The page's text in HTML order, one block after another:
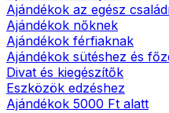
Ajándékok az egész
Ajándékok nőknek
Ajándékok férfiaknak
Ajándékok sütéshez és
Divat és kiegészítők
Eszközök edzéshez
Ajándékok 5000 Ft alatt